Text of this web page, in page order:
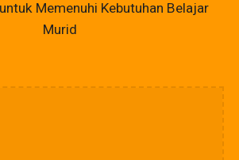
Memenuhi Kebutuhan Belajar
Murid